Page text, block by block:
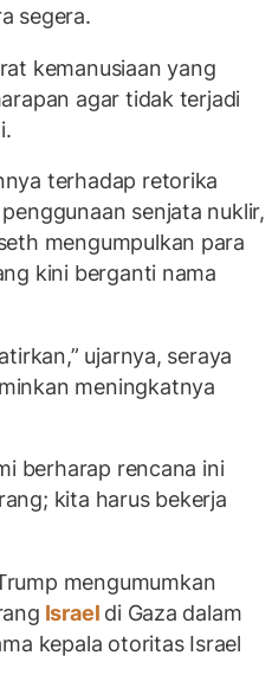
segera.
kemanusiaan yang
agar tidak terjadi
terhadap retorika
senjata nuklir,
mengumpulkan para
kini berganti nama
ujarnya, seraya
meningkatnya
berharap rencana ini
kita harus bekerja
mengumumkan
Israel di Gaza dalam
kepala otoritas Israel